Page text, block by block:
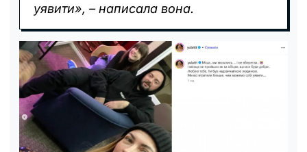
уявити», – написала вона.